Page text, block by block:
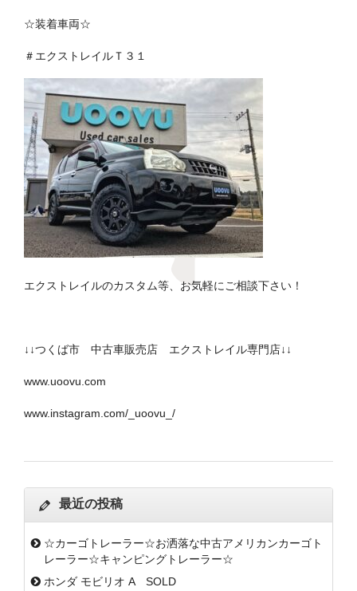
☆装着車両☆
＃エクストレイルＴ３１
エクストレイルのカスタム等、お気軽にご相談下さい！
↓↓つくば市 中古車販売店 エクストレイル専門店↓↓
www.uoovu.com
www.instagram.com/_uoovu_/
最近の投稿
☆カーゴトレーラー☆お洒落な中古アメリカンカーゴト
レーラー☆キャンピングトレーラー☆
ホンダ モビリオ A SOLD